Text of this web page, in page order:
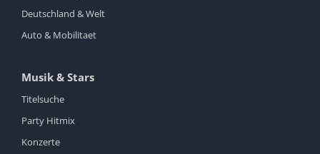
Deutschland & Welt
Auto & Mobilitaet
Musik & Stars
Titelsuche
Party Hitmix
Konzerte